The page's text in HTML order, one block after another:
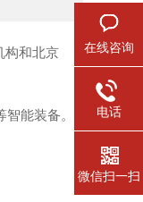
构和北京
能装备。
在线咨询
电话
微信扫一扫